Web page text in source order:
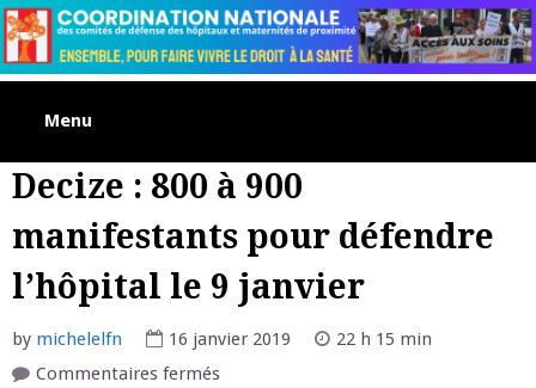
Skip
to
content
Menu
Decize : 800 à 900
manifestants pour défendre
l’hôpital le 9 janvier
by michelelfn 16 janvier 2019
22 h 15 min
Commentaires ferméssur